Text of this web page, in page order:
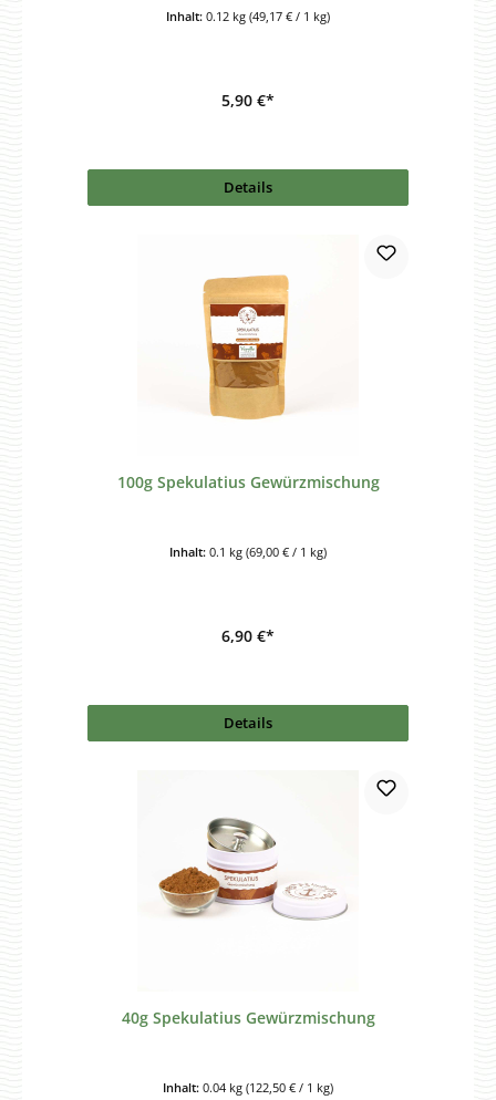
Inhalt: 0.12 kg (49,17 € / 1 kg)
5,90 €*
Details
100g Spekulatius Gewürzmischung
Inhalt: 0.1 kg (69,00 € / 1 kg)
6,90 €*
Details
40g Spekulatius Gewürzmischung
Inhalt: 0.04 kg (122,50 € / 1 kg)